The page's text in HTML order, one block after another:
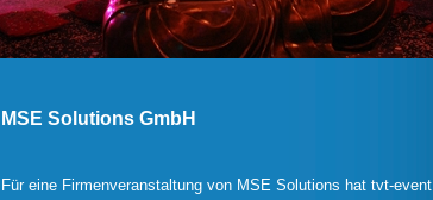
MSE Solutions GmbH
Für eine Firmenveranstaltung von MSE Solutions hat tvt-event